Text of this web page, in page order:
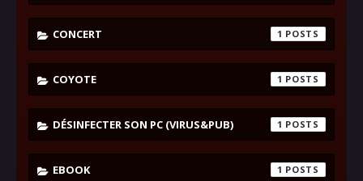
CONCERT 1
COYOTE 1
DÉSINFECTER SON PC (VIRUS&PUB) 1
EBOOK 1